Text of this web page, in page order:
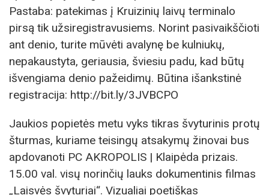
Pastaba: patekimas į Kruizinių laivų terminalo
pirsą tik užsiregistravusiems. Norint pasivaikščioti
ant denio, turite mūvėti avalynę be kulniukų,
nepakaustyta, geriausia, šviesiu padu, kad būtų
išvengiama denio pažeidimų. Būtina išankstinė
registracija: http://bit.ly/3JVBCPO
Jaukios popietės metu vyks tikras švyturinis protų
šturmas, kuriame teisingų atsakymų žinovai bus
apdovanoti PC AKROPOLIS | Klaipėda prizais.
15.00 val. visų norinčių lauks dokumentinis filmas
„Laisvės švyturiai“. Vizualiai poetiškas